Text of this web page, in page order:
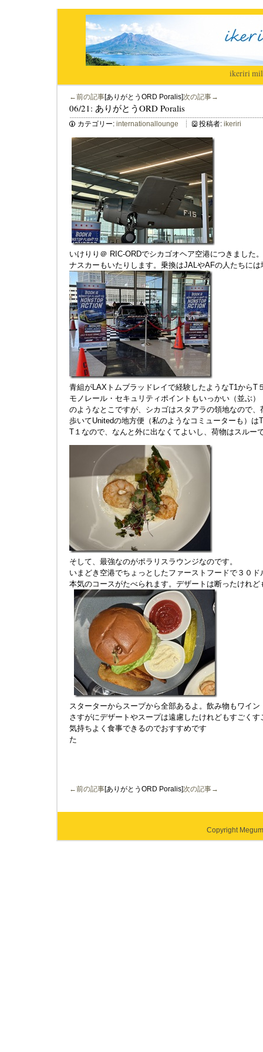
ikeriri|
←前の記事[ありがとうORD Poralis]次の記事→
06/21: ありがとうORD Poralis
カテゴリー: internationallounge 投稿者: ikeriri
いけりり＠ RIC-ORDでシカゴオヘア空港につきました。
ナスカーもいたりします。乗換はJALやAFの人たちには
青組がLAXトムブラッドレイで経験したようなT1からT
モノレール・セキュリティポイントもいっかい（並ぶ
のようなとこですが、シカゴはスタアラの領地なので
歩いてUnitedの地方便（私のようなコミューターも）は
T１なので、なんと外に出なくてよいし、荷物はスルー
そして、最強なのがポラリスラウンジなのです。
いまどき空港でちょっとしたファーストフードで３０ド
本気のコースがたべられます。デザートは断ったけれど
スターターからスープから全部あるよ。飲み物もワイ
さすがにデザートやスープは遠慮したけれどもすごくす
気持ちよく食事できるのでおすすめです
た
←前の記事[ありがとうORD Poralis]次の記事→
Copyright